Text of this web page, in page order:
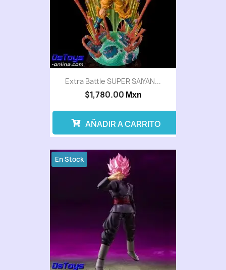
Extra Battle SUPER SAIYAN...
$1,780.00 Mxn
AÑADIR A CARRITO
En Stock